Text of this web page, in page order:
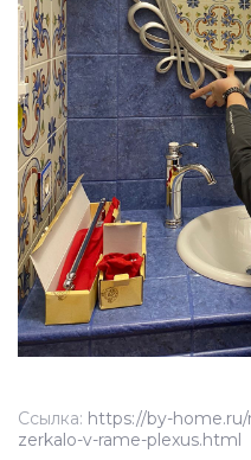
Ссылка: https://by-
zerkalo-v-rame-plexus.html